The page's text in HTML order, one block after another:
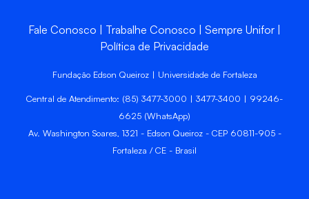
Fale Conosco Trabalhe Conosco
Sempre Unifor
Política de Privacidade
Fundação Edson Queiroz | Universidade de Fortaleza
Central de Atendimento: (85) 3477-3000 | 3477-3400 | 99246-
6625 (WhatsApp)
Av. Washington Soares, 1321 - Edson Queiroz - CEP 60811-905 -
Fortaleza / CE - Brasil